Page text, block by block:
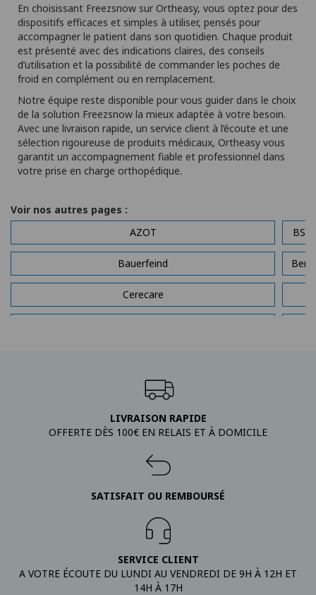
En choisissant Freezsnow sur Ortheasy, vous optez pour des
dispositifs efficaces et simples à utiliser, pensés pour
accompagner le patient dans son quotidien. Chaque produit
est présenté avec des indications claires, des conseils
d’utilisation et la possibilité de commander les poches de
froid en complément ou en remplacement.
Notre équipe reste disponible pour vous guider dans le choix
de la solution Freezsnow la mieux adaptée à votre besoin.
Avec une livraison rapide, un service client à l’écoute et une
sélection rigoureuse de produits médicaux, Ortheasy vous
garantit un accompagnement fiable et professionnel dans
votre prise en charge orthopédique.
Voir nos autres pages :
AZOT
Bauerfeind
Cerecare
Neut
Ortheasy.com - L'orthopédie de qualité à prix maîtrisé
LIVRAISON RAPIDE
OFFERTE DÈS 100€ EN RELAIS ET À DOMICILE
SATISFAIT OU REMBOURSÉ
SERVICE CLIENT
A VOTRE ÉCOUTE DU LUNDI AU VENDREDI DE 9H À 12H ET
14H À 17H